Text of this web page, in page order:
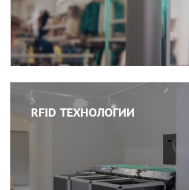
RFID ТЕХНОЛОГИИ